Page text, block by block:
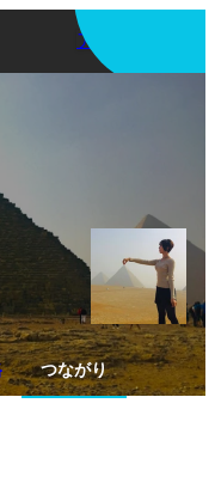
アプリを使う
つながり